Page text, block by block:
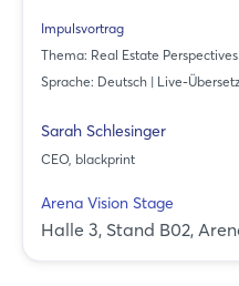
Impulsvortrag
Thema: Real Estate
Sprache: Deutsch | Live-
Sarah Schlesinger
CEO, blackprint
Arena Vision Stage
Halle 3, Stand B02,